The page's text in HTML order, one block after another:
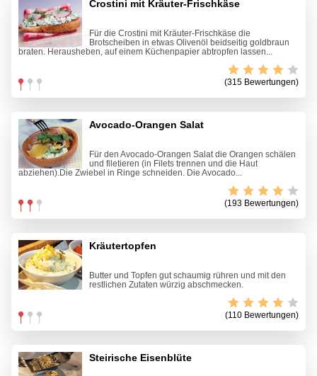
Crostini mit Kräuter-Frischkäse
Für die Crostini mit Kräuter-Frischkäse die
Brotscheiben in etwas Olivenöl beidseitig goldbraun
braten. Herausheben, auf einem Küchenpapier abtropfen lassen...
(315 Bewertungen)
Avocado-Orangen Salat
Für den Avocado-Orangen Salat die Orangen schälen
und filetieren (in Filets trennen und die Haut
abziehen).Die Zwiebel in Ringe schneiden. Die Avocado...
(193 Bewertungen)
Kräutertopfen
Butter und Topfen gut schaumig rühren und mit den
restlichen Zutaten würzig abschmecken.
(110 Bewertungen)
Steirische Eisenblüte